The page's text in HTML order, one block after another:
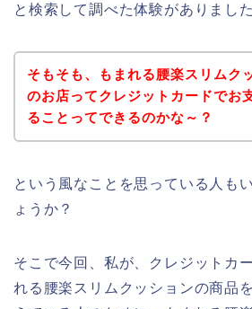
と検索して調べた体験がありまし
そもそも、もまれる腰楽スリムク
のお店ってクレジットカードでお
ることってできるのかな～？
という風なことを思っている人も
ょうか？
そこで今回、私が、クレジットカ
れる腰楽スリムクッションの商品